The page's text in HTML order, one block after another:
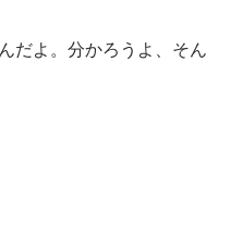
だよ。分かろうよ、そん